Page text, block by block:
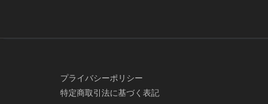
プライバシーポリシー
特定商取引法に基づく表記